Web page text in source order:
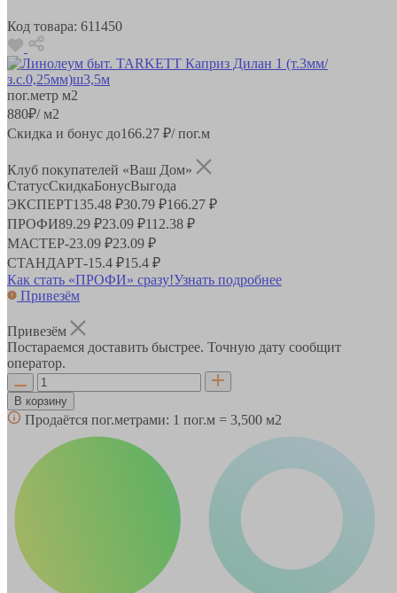
Код товара: 611450
пог.метр м2
880₽/ м2
Скидка и бонус до166.27 ₽/ пог.м
Клуб покупателей «Ваш Дом»
СтатусСкидкаБонусВыгода
ЭКСПЕРТ135.48 ₽30.79 ₽166.27 ₽
ПРОФИ89.29 ₽23.09 ₽112.38 ₽
МАСТЕР-23.09 ₽23.09 ₽
СТАНДАРТ-15.4 ₽15.4 ₽
Как стать «ПРОФИ» сразу!Узнать подробнее
Привезём
Привезём
Постараемся доставить быстрее. Точную дату сообщит
оператор.
В корзину
Продаётся пог.метрами: 1 пог.м = 3,500 м2